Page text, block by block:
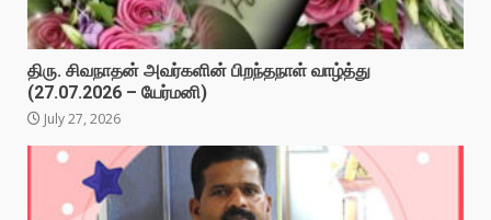
திரு. சிவநாதன் அவர்களின் பிறந்தநாள் வாழ்த்து
(27.07.2026 – யேர்மனி)
July 27, 2026